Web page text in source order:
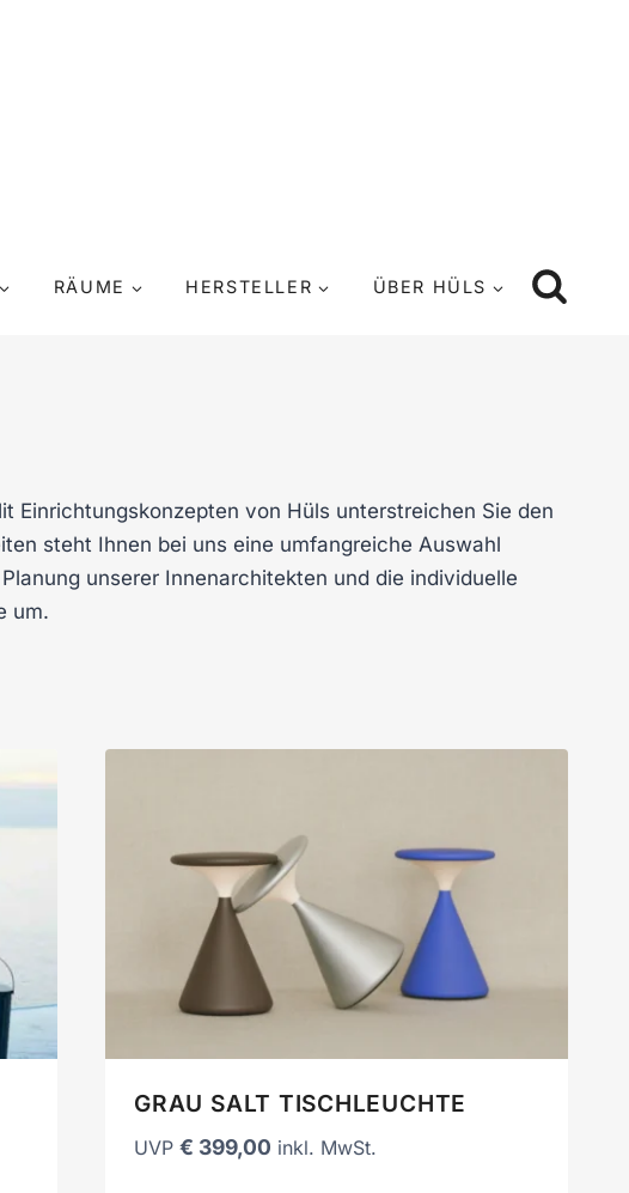
RÄUME HERSTELLER ÜBER HÜLS
Einrichtungskonzepten von Hüls unterstreichen Sie den
steht Ihnen bei uns eine umfangreiche Auswahl
unserer Innenarchitekten und die individuelle
um.
GRAU SALT TISCHLEUCHTE
UVP € 399,00 inkl. MwSt.